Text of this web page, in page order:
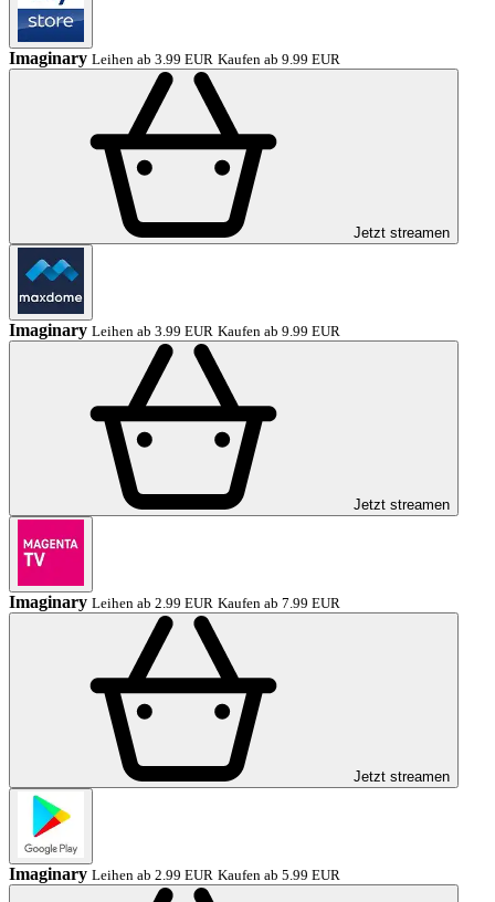
Imaginary Leihen ab 3.99 EUR Kaufen ab 9.99 EUR
Jetzt streamen
Imaginary Leihen ab 3.99 EUR Kaufen ab 9.99 EUR
Jetzt streamen
Imaginary Leihen ab 2.99 EUR Kaufen ab 7.99 EUR
Jetzt streamen
Imaginary Leihen ab 2.99 EUR Kaufen ab 5.99 EUR